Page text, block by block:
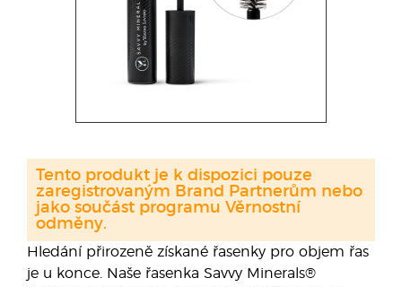
Hledání přirozeně získané řasenky pro objem řas
je u konce. Naše řasenka Savvy Minerals®
Tento produkt je k dispozici pouze
zaregistrovaným Brand Partnerům nebo
jako součást programu Věrnostní
odměny.